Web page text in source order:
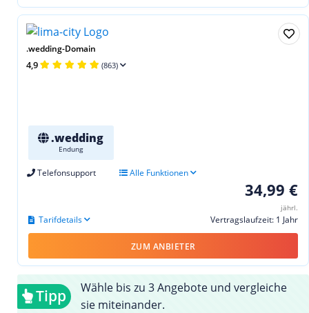
.wedding-Domain
4,9 (863)
.wedding
Endung
Telefonsupport Alle Funktionen
34,99 €
jährl.
Vertragslaufzeit: 1 Jahr
Tarifdetails
ZUM ANBIETER
Tipp
Wähle bis zu 3 Angebote und vergleiche
sie miteinander.